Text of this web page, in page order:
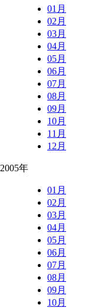
01月
02月
03月
04月
05月
06月
07月
08月
09月
10月
11月
12月
2005年
01月
02月
03月
04月
05月
06月
07月
08月
09月
10月